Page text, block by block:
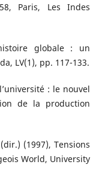
Paris, Les Indes
globale : un
LV(1), pp. 117-133.
: le nouvel
de la production
(1997), Tensions
World, University